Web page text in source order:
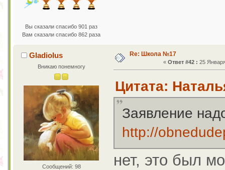
Вы сказали спасибо 901 раз
Вам сказали спасибо 862 раза
Gladiolus
Вникаю понемногу
Сообщений: 98
Re: Школа №17
« Ответ #42 : 25
Цитата:
Заявление
http://
нет, это был